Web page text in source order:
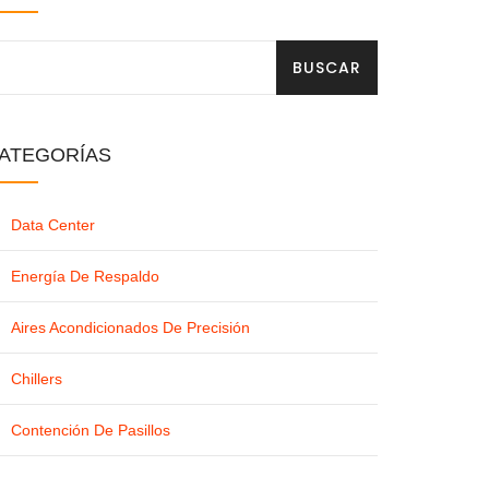
BUSCAR
Data Center
Energía De Respaldo
Aires Acondicionados De Precisión
Chillers
Contención De Pasillos